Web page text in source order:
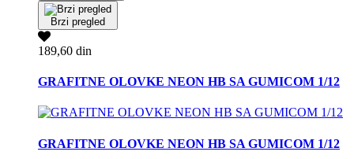
Brzi pregled
189,60 din
GRAFITNE OLOVKE NEON HB SA GUMICOM 1/12
GRAFITNE OLOVKE NEON HB SA GUMICOM 1/12